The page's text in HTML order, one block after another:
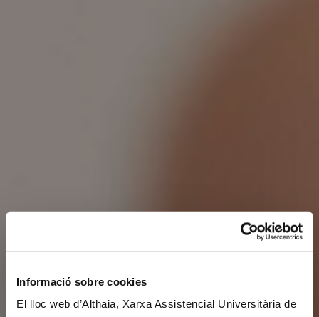
Informació sobre cookies
El lloc web d’Althaia, Xarxa Assistencial Universitària de